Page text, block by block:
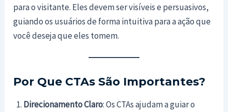
para o visitante. Eles devem ser visíveis e persuasivos,
guiando os usuários de forma intuitiva para a ação que
você deseja que eles tomem.
Por Que CTAs São Importantes?
Direcionamento Claro: Os CTAs ajudam a guiar o